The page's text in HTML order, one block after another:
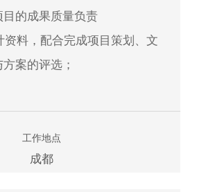
的成果质量负责
料，配合完成项目策划、文
案的评选；
2年以下工作经验，应届生优
工作地点
成都